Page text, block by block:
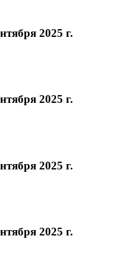
2025 г.
2025 г.
2025 г.
2025 г.